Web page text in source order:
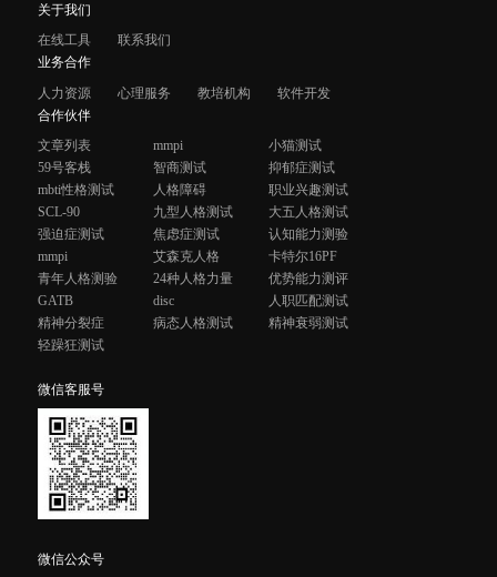
关于我们
在线工具
联系我们
业务合作
人力资源
心理服务 教培机构
软件开发
合作伙伴
文章列表
mmpi
小猫测试
59号客栈
智商测试
抑郁症测试
mbti性格测试
人格障碍
职业兴趣测试
SCL-90
九型人格测试
大五人格测试
强迫症测试
焦虑症测试
认知能力测验
mmpi
艾森克人格
卡特尔16PF
青年人格测验
24种人格力量
优势能力测评
GATB
disc
人职匹配测试
精神分裂症
病态人格测试
精神衰弱测试
轻躁狂测试
微信客服号
微信公众号